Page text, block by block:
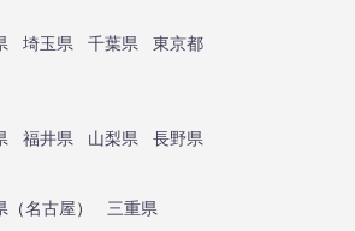
埼玉県 千葉県
東京都
福井県 山梨県
長野県
（名古屋）
三重県